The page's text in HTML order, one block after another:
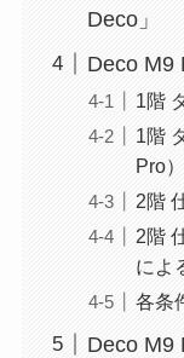
Deco」
Deco M9
1階
1階
Pro
2階
2階
によ
各条
Deco M9